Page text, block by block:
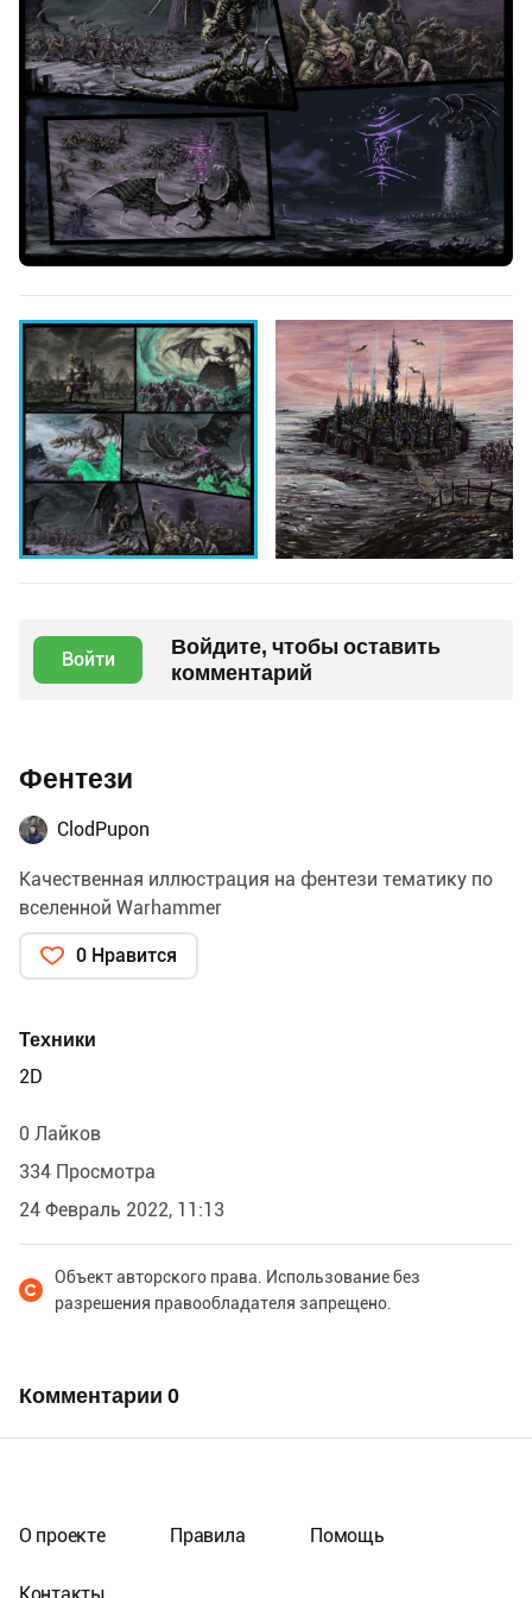
Войти
Войдите, чтобы оставить
комментарий
Фентези
ClodPupon
Качественная иллюстрация на фентези тематику по
вселенной Warhammer
0 Нравится
Техники
2D
0 Лайков
334 Просмотра
24 Февраль 2022, 11:13
Объект авторского права. Использование без
разрешения правообладателя запрещено.
Комментарии 0
О проекте Правила Помощь